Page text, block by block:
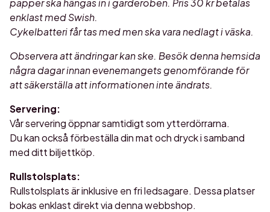
papper ska hängas in i garderoben. Pris 30 kr betalas
enklast med Swish.
Cykelbatteri får tas med men ska vara nedlagt i väska.
Observera att ändringar kan ske. Besök denna hemsida
några dagar innan evenemangets genomförande för
att säkerställa att informationen inte ändrats.
Servering:
Vår servering öppnar samtidigt som ytterdörrarna.
Du kan också förbeställa din mat och dryck i samband
med ditt biljettköp.
Rullstolsplats:
Rullstolsplats är inklusive en fri ledsagare. Dessa platser
bokas enklast direkt via denna webbshop.